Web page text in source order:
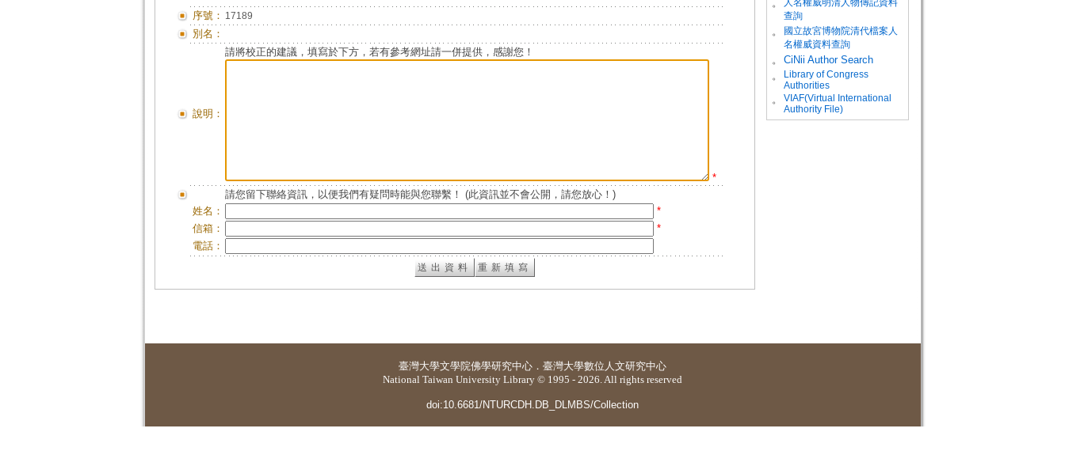
序號： 17189
別名：
說明：
請將校正的建議，填寫於下方，若有參考網址請一併提供，感謝您！
*
請您留下聯絡資訊，以便我們有疑問時能與您聯繫！ (此資訊並不會公開，請您放心！)
姓名：
*
信箱：
*
電話：
。
人名權威明清人物傳記資料
查詢
。
國立故宮博物院清代檔案人
名權威資料查詢
。
CiNii Author Search
。
Library of Congress
Authorities
。
VIAF(Virtual International
Authority File)
臺灣大學文學院佛學研究中心 ． 臺灣大學數位人文研究中心
National Taiwan University Library © 1995 - 2026. All rights reserved
doi:10.6681/NTURCDH.DB_DLMBS/Collection